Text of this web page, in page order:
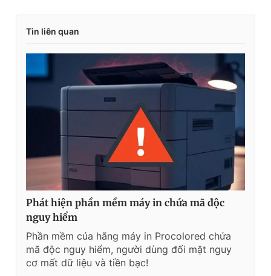
Tin liên quan
Phát hiện phần mềm máy in chứa mã độc
nguy hiểm
Phần mềm của hãng máy in Procolored chứa
mã độc nguy hiểm, người dùng đối mặt nguy
cơ mất dữ liệu và tiền bạc!